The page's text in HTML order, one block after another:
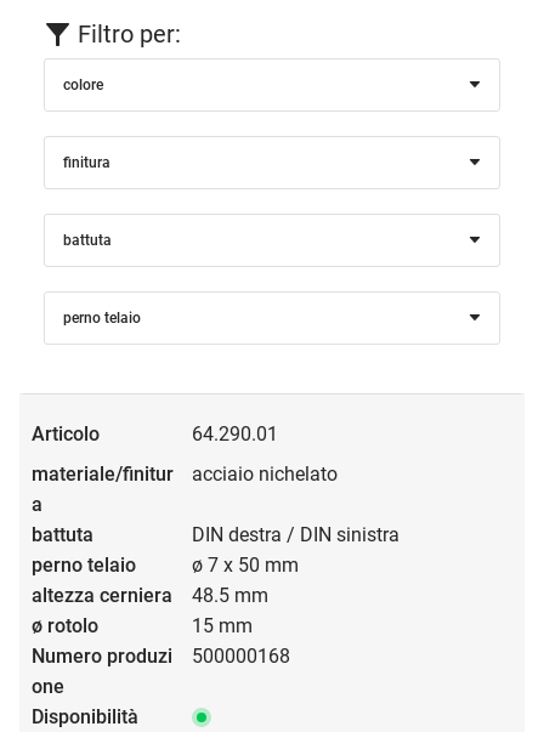
Filtro per:
colore
finitura
battuta
perno telaio
64.290.01
acciaio nichelato
DIN destra / DIN sinistra
ø 7 x 50 mm
48.5 mm
15 mm
500000168